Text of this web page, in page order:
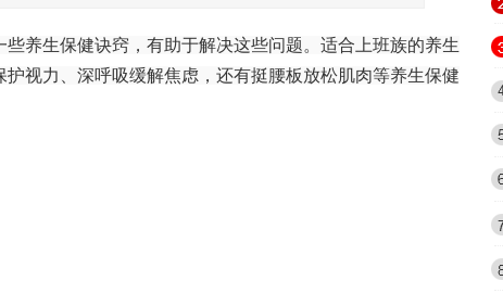
养生保健诀窍，有助于解决这些问题。适合上班族的养生
视力、深呼吸缓解焦虑，还有挺腰板放松肌肉等养生保健